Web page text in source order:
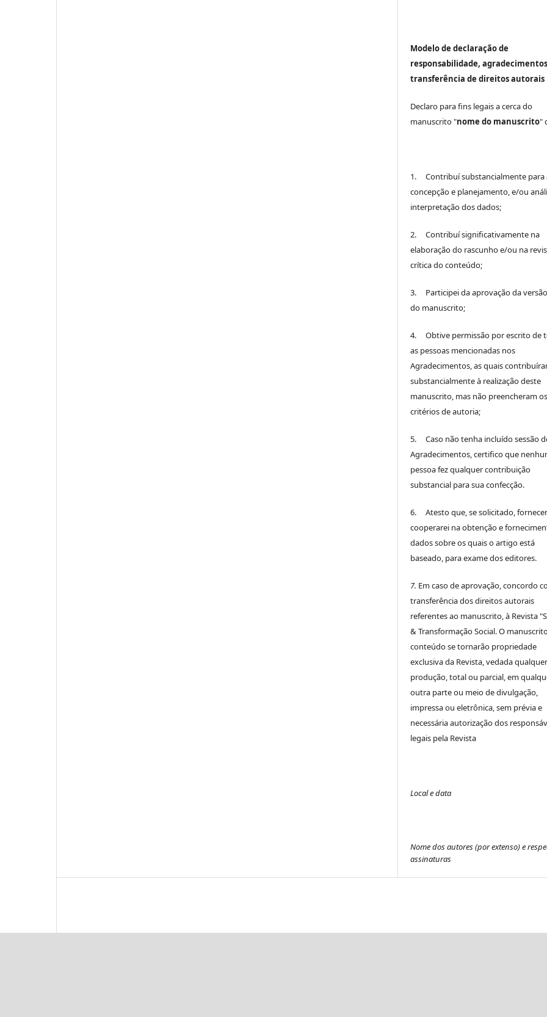
Modelo de declaração de
responsabilidade,
transferência de direitos autorais
Declaro para fins legais a cerca do
manuscrito "nome do manuscrito"
1. Contribuí substancialmente para
concepção e planejamento, e/ou
interpretação dos dados;
2. Contribuí significativamente na
elaboração do rascunho e/ou na
crítica do conteúdo;
3. Participei da aprovação da
do manuscrito;
4. Obtive permissão por escrito de
as pessoas mencionadas nos
Agradecimentos, as quais
substancialmente à realização deste
manuscrito, mas não preencheram os
critérios de autoria;
5. Caso não tenha incluído sessão
Agradecimentos, certifico que
pessoa fez qualquer contribuição
substancial para sua confecção.
6. Atesto que, se solicitado,
cooperarei na obtenção e
dados sobre os quais o artigo está
baseado, para exame dos editores.
7. Em caso de aprovação, concordo
transferência dos direitos autorais
referentes ao manuscrito, à Revista
& Transformação Social. O
conteúdo se tornarão propriedade
exclusiva da Revista, vedada qualquer
produção, total ou parcial, em
outra parte ou meio de divulgação,
impressa ou eletrônica, sem prévia e
necessária autorização dos
legais pela Revista
Local e data
Nome dos autores (por extenso) e
assinaturas